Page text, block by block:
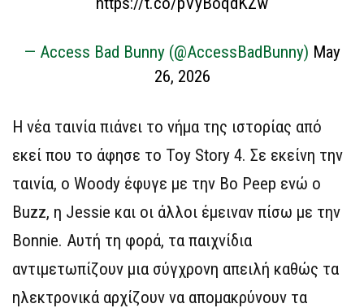
— Access Bad Bunny (@AccessBadBunny) May
26, 2026
Η νέα ταινία πιάνει το νήμα της ιστορίας από
εκεί που το άφησε το Toy Story 4. Σε εκείνη την
ταινία, ο Woody έφυγε με την Bo Peep ενώ ο
Buzz, η Jessie και οι άλλοι έμειναν πίσω με την
Bonnie. Αυτή τη φορά, τα παιχνίδια
αντιμετωπίζουν μια σύγχρονη απειλή καθώς τα
ηλεκτρονικά αρχίζουν να απομακρύνουν τα